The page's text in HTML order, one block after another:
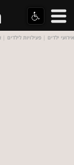
אירועי ילדים | פעילויות לילדים |